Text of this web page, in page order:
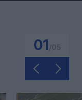
01